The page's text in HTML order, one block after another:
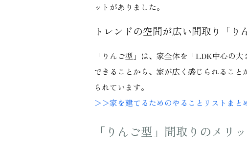
ットがありました。
トレンドの空間が広い間取り「り
「りんご型」は、家全体を「LDK中心の
できることから、家が広く感じられるこ
られています。
＞＞家を建てるためのやることリストま
「りんご型」間取りのメリ